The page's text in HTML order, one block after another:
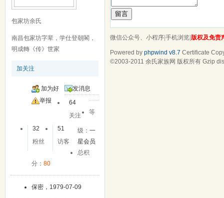
包家坊余氏
南昌包家坊字辈，学仕登朝閣，
明成轉《传》世家
加关注
加为好
友
发消息
举报
64
关注
32
粉丝
51
访客
等
级：一
星会员
总积
分： 80
保密，1979-07-09
留言
微信公众号、小程序|手机浏览|版权及免责
Powered by phpwind v8.7 Certificate
©2003-2011 余氏家族网 版权所有 Gzip